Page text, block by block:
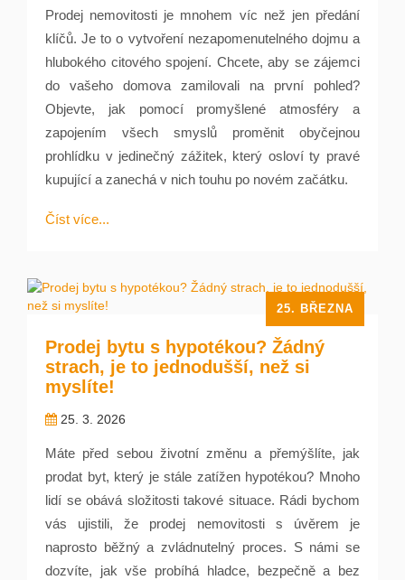
Prodej nemovitosti je mnohem víc než jen předání
klíčů. Je to o vytvoření nezapomenutelného dojmu a
hlubokého citového spojení. Chcete, aby se zájemci
do vašeho domova zamilovali na první pohled?
Objevte, jak pomocí promyšlené atmosféry a
zapojením všech smyslů proměnit obyčejnou
prohlídku v jedinečný zážitek, který osloví ty pravé
kupující a zanechá v nich touhu po novém začátku.
Číst více...
25. BŘEZNA
Prodej bytu s hypotékou? Žádný
strach, je to jednodušší, než si
myslíte!
25. 3. 2026
Máte před sebou životní změnu a přemýšlíte, jak
prodat byt, který je stále zatížen hypotékou? Mnoho
lidí se obává složitosti takové situace. Rádi bychom
vás ujistili, že prodej nemovitosti s úvěrem je
naprosto běžný a zvládnutelný proces. S námi se
dozvíte, jak vše probíhá hladce, bezpečně a bez